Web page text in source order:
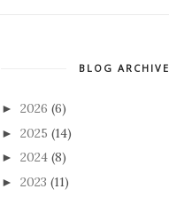
BLOG ARCHIVE
► 2026 (6)
► 2025 (14)
► 2024 (8)
► 2023 (11)